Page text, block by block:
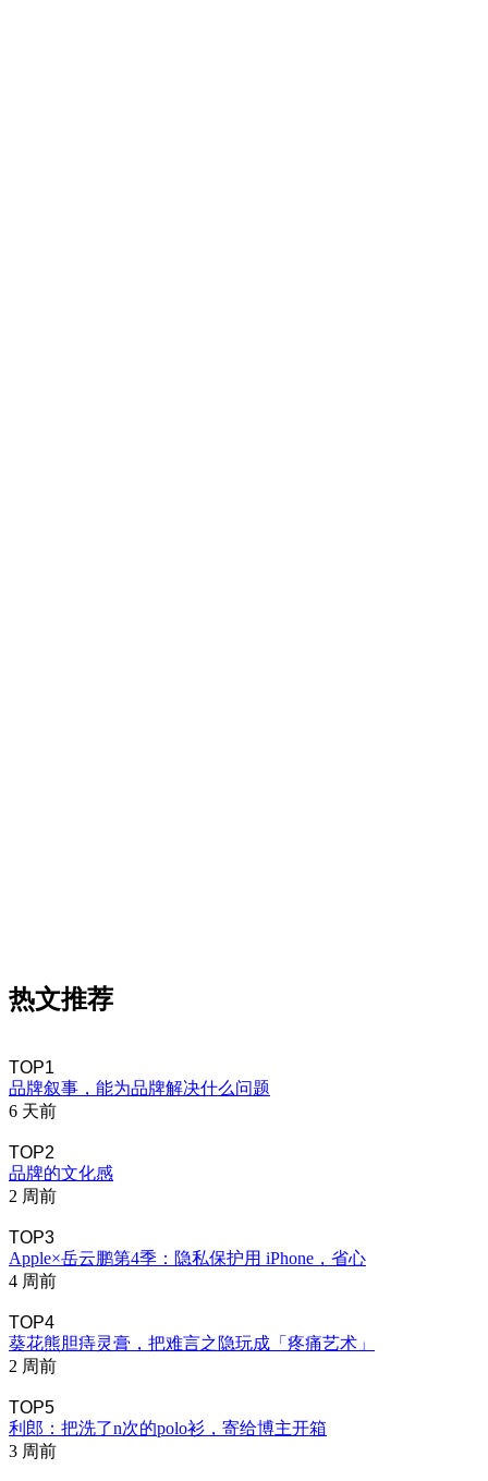
热文推荐
TOP1
品牌叙事，能为品牌解决什么问题
6 天前
TOP2
品牌的文化感
2 周前
TOP3
Apple×岳云鹏第4季：隐私保护用 iPhone，省心
4 周前
TOP4
葵花熊胆痔灵膏，把难言之隐玩成「疼痛艺术」
2 周前
TOP5
利郎：把洗了n次的polo衫，寄给博主开箱
3 周前